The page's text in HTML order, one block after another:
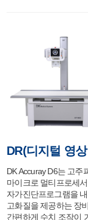
DR(디지털 영
DK Accuray D6는 고
마이크로 멀티프로세
자가진단프로그램을
고화질을 제공하는 장
간편하게 수치 조작이